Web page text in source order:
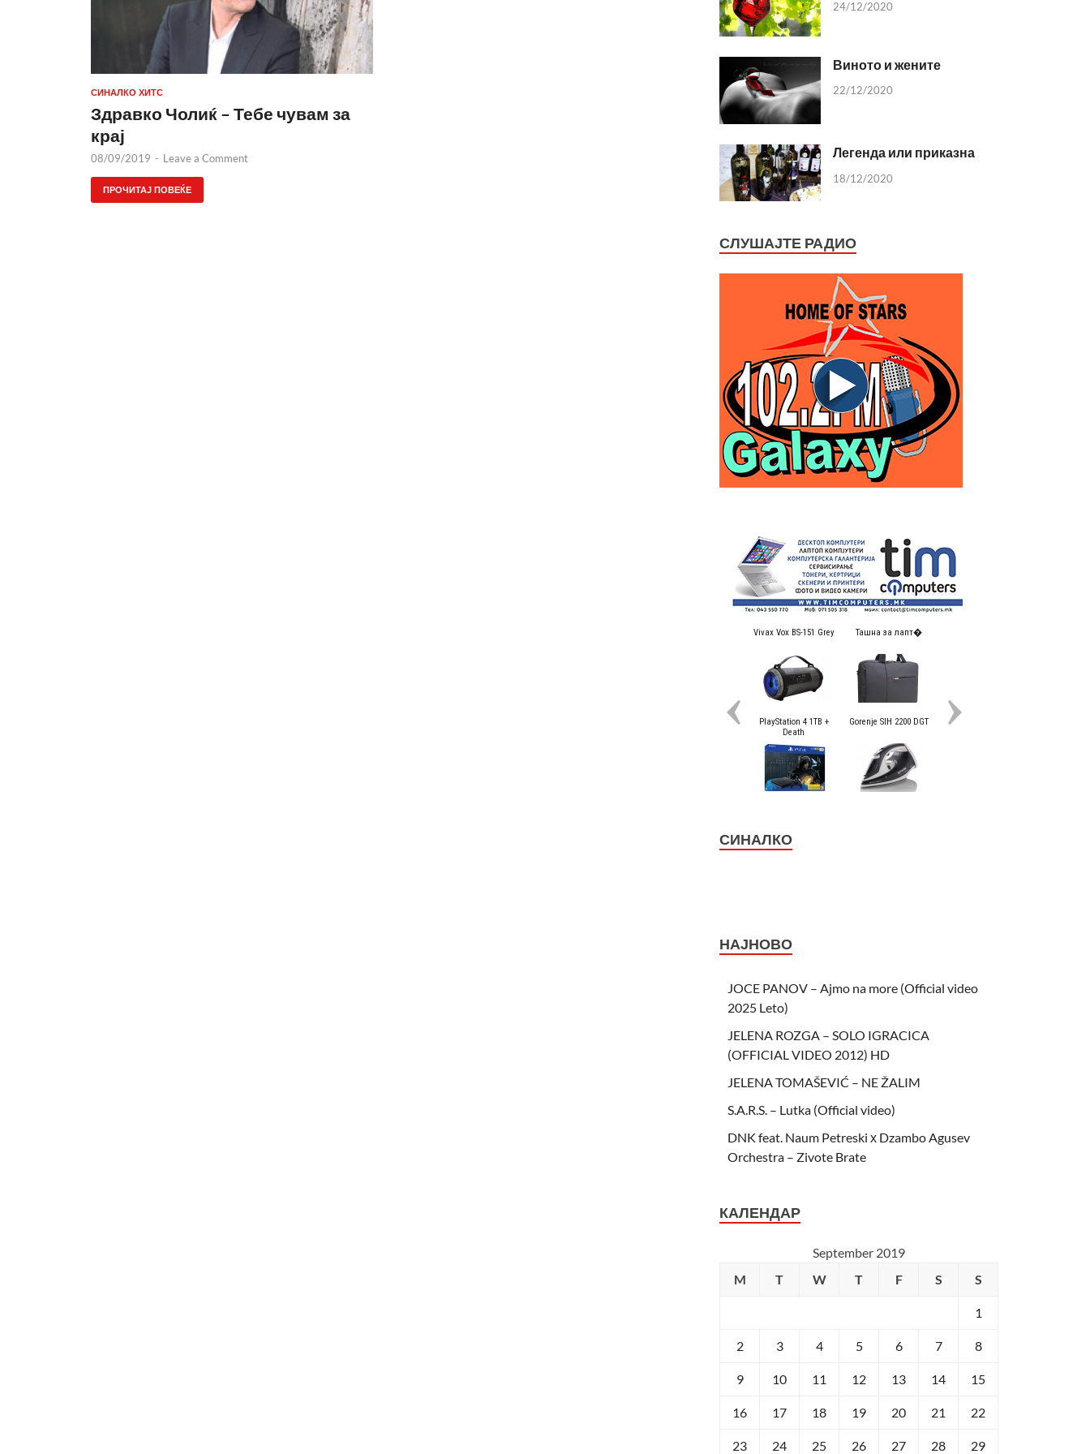
СИНАЛКО ХИТС
Здравко Чолиќ – Тебе чувам за
крај
08/09/2019 - Leave a Comment
ПРОЧИТАЈ ПОВЕЌЕ
24/12/2020
Виното и жените
22/12/2020
Легенда или приказна
18/12/2020
СЛУШАЈТЕ РАДИО
СИНАЛКО
НАЈНОВО
JOCE PANOV – Ajmo na more (Official video
2025 Leto)
JELENA ROZGA – SOLO IGRACICA
(OFFICIAL VIDEO 2012) HD
JELENA TOMAŠEVIĆ – NE ŽALIM
S.A.R.S. – Lutka (Official video)
DNK feat. Naum Petreski х Dzambo Agusev
Orchestra – Zivote Brate
КАЛЕНДАР
September 2019
M
T W T F S S
1
2 3 4 5 6 7 8
9 10 11 12 13 14 15
16 17 18 19 20 21 22
23 24 25 26 27 28 29